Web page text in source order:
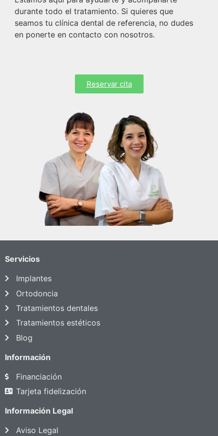
durante todo el tratamiento. Si quieres que
seamos tu clínica dental de referencia, no dudes
en ponerte en contacto con nosotros.
Reservar cita
Servicios
Implantes
Ortodoncia
Tratamientos dentales
Tratamientos estéticos
Blog
Información
Financiación
Tarjeta fidelización
Información Legal
Aviso Legal